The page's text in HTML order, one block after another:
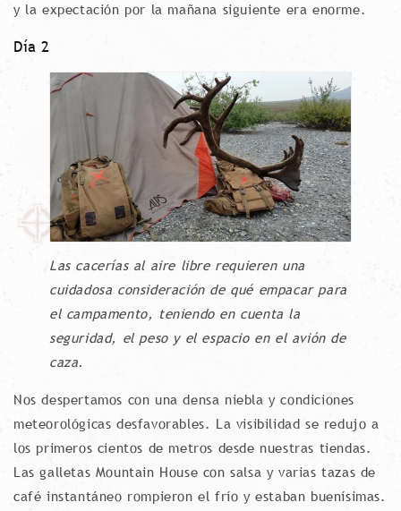
y la expectación por la mañana siguiente era enorme.
Día 2
Las cacerías al aire libre requieren una
cuidadosa consideración de qué empacar para
el campamento, teniendo en cuenta la
seguridad, el peso y el espacio en el avión de
caza.
Nos despertamos con una densa niebla y condiciones
meteorológicas desfavorables. La visibilidad se redujo a
los primeros cientos de metros desde nuestras tiendas.
Las galletas Mountain House con salsa y varias tazas de
café instantáneo rompieron el frío y estaban buenísimas.